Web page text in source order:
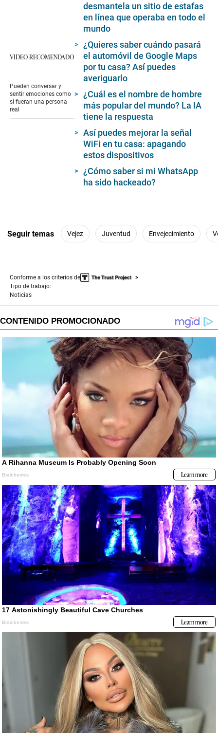
VIDEO RECOMENDADO
Pueden conversar y
sentir emociones como
si fueran una persona
real
desmantela un sitio de estafas
en línea que operaba en todo el
mundo
¿Quieres saber cuándo pasará
el automóvil de Google Maps
por tu casa? Así puedes
averiguarlo
¿Cuál es el nombre de hombre
más popular del mundo? La IA
tiene la respuesta
Así puedes mejorar la señal
WiFi en tu casa: apagando
estos dispositivos
¿Cómo saber si mi WhatsApp
ha sido hackeado?
Seguir temas Vejez Juventud Envejecimiento
Conforme a los criterios de
Tipo de trabajo:
Noticias